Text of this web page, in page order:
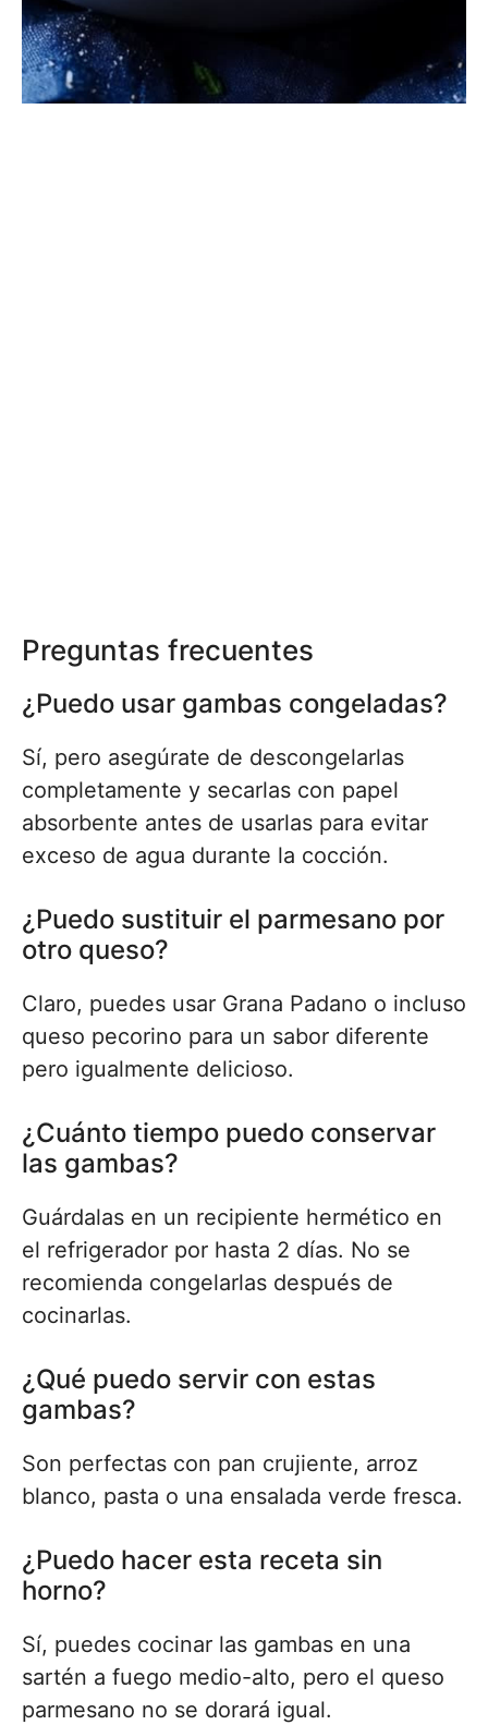
Preguntas frecuentes
¿Puedo usar gambas congeladas?
Sí, pero asegúrate de descongelarlas
completamente y secarlas con papel
absorbente antes de usarlas para evitar
exceso de agua durante la cocción.
¿Puedo sustituir el parmesano por
otro queso?
Claro, puedes usar Grana Padano o incluso
queso pecorino para un sabor diferente
pero igualmente delicioso.
¿Cuánto tiempo puedo conservar
las gambas?
Guárdalas en un recipiente hermético en
el refrigerador por hasta 2 días. No se
recomienda congelarlas después de
cocinarlas.
¿Qué puedo servir con estas
gambas?
Son perfectas con pan crujiente, arroz
blanco, pasta o una ensalada verde fresca.
¿Puedo hacer esta receta sin
horno?
Sí, puedes cocinar las gambas en una
sartén a fuego medio-alto, pero el queso
parmesano no se dorará igual.